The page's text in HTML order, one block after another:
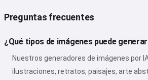
Preguntas frecuentes
¿Qué tipos de imágenes puede generar
Nuestros generadores de imágenes por
ilustraciones, retratos, paisajes, arte